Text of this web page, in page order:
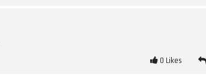
0 Likes